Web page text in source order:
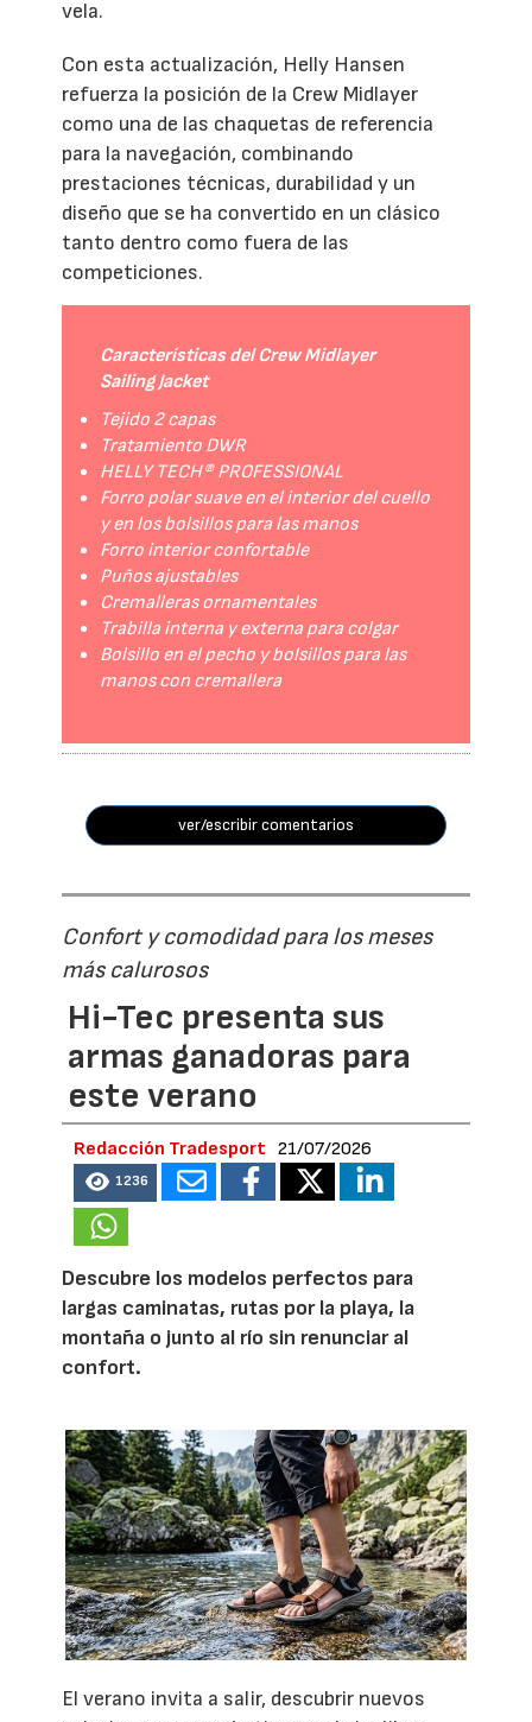
vela.
Con esta actualización, Helly Hansen
refuerza la posición de la Crew Midlayer
como una de las chaquetas de referencia
para la navegación, combinando
prestaciones técnicas, durabilidad y un
diseño que se ha convertido en un clásico
tanto dentro como fuera de las
competiciones.
Características del Crew Midlayer
Sailing Jacket
Tejido 2 capas
Tratamiento DWR
HELLY TECH® PROFESSIONAL
Forro polar suave en el interior del cuello
y en los bolsillos para las manos
Forro interior confortable
Puños ajustables
Cremalleras ornamentales
Trabilla interna y externa para colgar
Bolsillo en el pecho y bolsillos para las
manos con cremallera
ver/escribir comentarios
Confort y comodidad para los meses
más calurosos
Hi-Tec presenta sus
armas ganadoras para
este verano
Redacción Tradesport 21/07/2026
1236
Descubre los modelos perfectos para
largas caminatas, rutas por la playa, la
montaña o junto al río sin renunciar al
confort.
El verano invita a salir, descubrir nuevos